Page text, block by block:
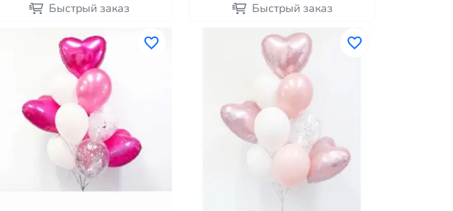
Быстрый заказ Быстрый заказ